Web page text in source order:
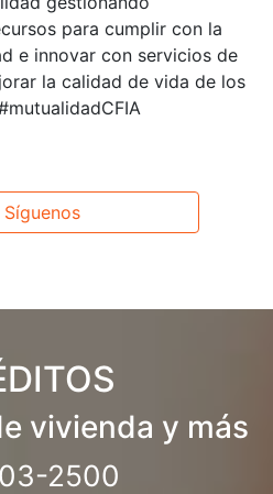
para cumplir con la
e innovar con servicios de
la calidad de vida de los
Síguenos
vivienda y más
2500